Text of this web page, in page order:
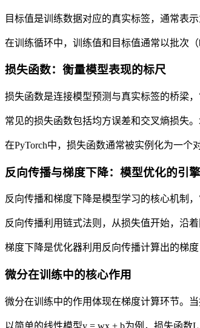
目标值是训练数据对应的真实标签，通常表
在训练循环中，训练值和目标值通常以批次
损失函数：衡量模型表现的标尺
损失函数是连接模型预测与真实标签的桥梁
常见的损失函数包括均方误差和交叉熵损失
在PyTorch中，损失函数通常被实例化为一个
反向传播与梯度下降：模型优化的引擎
反向传播和梯度下降是模型学习的核心机制
反向传播利用链式法则，从损失值开始，沿
梯度下降是优化器利用反向传播计算出的梯
微分在训练中的核心作用
微分在训练中的作用体现在梯度计算环节。
以简单的线性模型y = wx + b为例，损失函数